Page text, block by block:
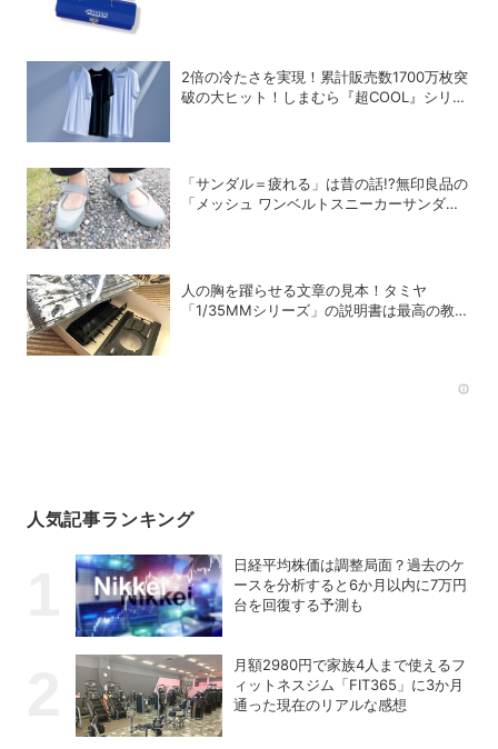
2倍の冷たさを実現！累計販売数1700万枚突
破の大ヒット！しまむら『超COOL』シリー
「サンダル＝疲れる」は昔の話!?無印良品の
「メッシュ ワンベルトスニーカーサンダ
人の胸を躍らせる文章の見本！タミヤ
「1/35MMシリーズ」の説明書は最高の教科
人気記事ランキング
日経平均株価は調整局面？過去のケ
ースを分析すると6か月以内に7万円
台を回復する予測も
月額2980円で家族4人まで使えるフ
ィットネスジム「FIT365」に3か月
通った現在のリアルな感想